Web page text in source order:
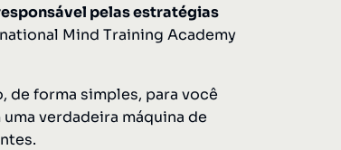
pelas estratégias
Mind Training Academy
de forma simples, para você
verdadeira máquina de